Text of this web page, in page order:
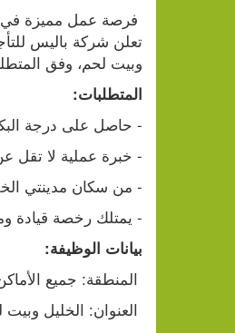
تعلن شركة باليس
وبيت لحم، وفق
المتطلبات:
- حاصل على درجة
- خبرة عملية لا تقل
- من سكان مدينتي
- يمتلك رخصة قيادة
بيانات الوظيفة: